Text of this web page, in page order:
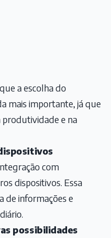
a escolha do
mais importante, já que
e na
com
dispositivos. Essa
de informações e
possibilidades